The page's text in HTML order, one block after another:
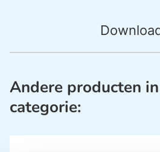
Andere producten
categorie: